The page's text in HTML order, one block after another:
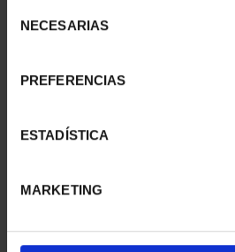
NECESARIAS
PREFERENCIAS
ESTADÍSTICA
MARKETING
SUSCRIPCIÓN
949,00 €
registrados